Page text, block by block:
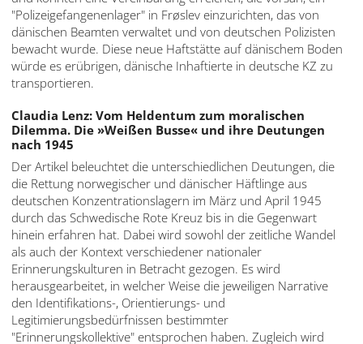
"Polizeigefangenenlager" in Frøslev einzurichten, das von
dänischen Beamten verwaltet und von deutschen Polizisten
bewacht wurde. Diese neue Haftstätte auf dänischem Boden
würde es erübrigen, dänische Inhaftierte in deutsche KZ zu
transportieren.
Claudia Lenz: Vom Heldentum zum moralischen
Dilemma. Die »Weißen Busse« und ihre Deutungen
nach 1945
Der Artikel beleuchtet die unterschiedlichen Deutungen, die
die Rettung norwegischer und dänischer Häftlinge aus
deutschen Konzentrationslagern im März und April 1945
durch das Schwedische Rote Kreuz bis in die Gegenwart
hinein erfahren hat. Dabei wird sowohl der zeitliche Wandel
als auch der Kontext verschiedener nationaler
Erinnerungskulturen in Betracht gezogen. Es wird
herausgearbeitet, in welcher Weise die jeweiligen Narrative
den Identifikations-, Orientierungs- und
Legitimierungsbedürfnissen bestimmter
"Erinnerungskollektive" entsprochen haben. Zugleich wird